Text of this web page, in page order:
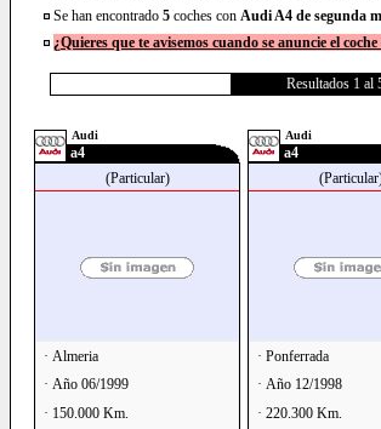
Se han encontrado 5 coches con AudiA4 de segunda
¿Quieres que te avisemos cuando se anuncie el
Resultados 1 al
Audi
a4
(Particular)
· Almeria
· Año 06/1999
· 150.000 Km.
Audi
a4
· Ponferrada
· Año 12/1998
· 220.300 Km.